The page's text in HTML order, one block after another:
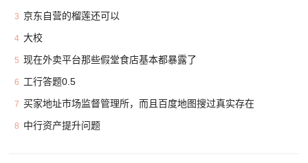
3 京东自营的榴莲还可以
4 大校
5 现在外卖平台那些假堂食店基本都暴露了
6 工行答题0.5
7 买家地址市场监督管理所，而且百度地图搜过真实存在
8 中行资产提升问题